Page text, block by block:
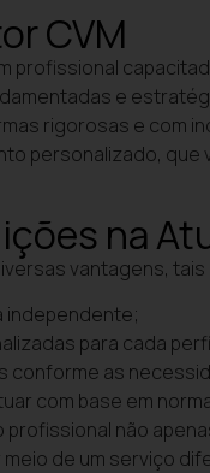
CVM
profissional
e
rigorosas e com
personalizado, que
na
vantagens, tais
independente;
para cada
conforme as
com base em
não
de um serviço